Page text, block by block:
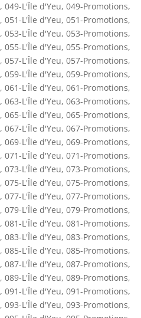
, 049-L'Île d'Yeu, 049-Promotions,
, 051-L'Île d'Yeu, 051-Promotions,
, 053-L'Île d'Yeu, 053-Promotions,
, 055-L'Île d'Yeu, 055-Promotions,
, 057-L'Île d'Yeu, 057-Promotions,
, 059-L'Île d'Yeu, 059-Promotions,
, 061-L'Île d'Yeu, 061-Promotions,
, 063-L'Île d'Yeu, 063-Promotions,
, 065-L'Île d'Yeu, 065-Promotions,
, 067-L'Île d'Yeu, 067-Promotions,
, 069-L'Île d'Yeu, 069-Promotions,
, 071-L'Île d'Yeu, 071-Promotions,
, 073-L'Île d'Yeu, 073-Promotions,
, 075-L'Île d'Yeu, 075-Promotions,
, 077-L'Île d'Yeu, 077-Promotions,
, 079-L'Île d'Yeu, 079-Promotions,
, 081-L'Île d'Yeu, 081-Promotions,
, 083-L'Île d'Yeu, 083-Promotions,
, 085-L'Île d'Yeu, 085-Promotions,
, 087-L'Île d'Yeu, 087-Promotions,
, 089-L'Île d'Yeu, 089-Promotions,
, 091-L'Île d'Yeu, 091-Promotions,
, 093-L'Île d'Yeu, 093-Promotions,